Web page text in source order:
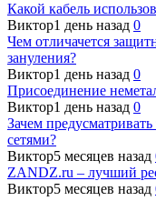
Какой кабель
Виктор1 день назад 0
Чем отличачется
зануления?
Виктор1 день назад 0
Присоединение
Виктор1 день назад 0
Зачем
сетями?
Виктор5 месяцев назад
ZANDZ.ru – лучший
Виктор5 месяцев назад